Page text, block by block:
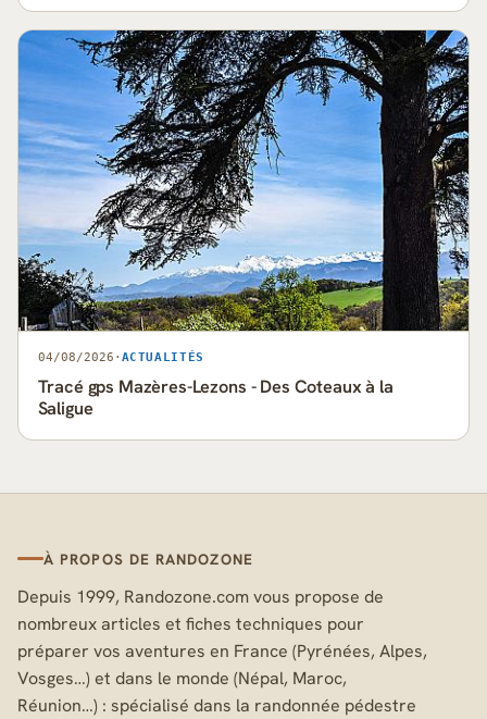
04/08/2026 · ACTUALITÉS
Tracé gps Mazères-Lezons - Des Coteaux à la
Saligue
À PROPOS DE RANDOZONE
Depuis 1999, Randozone.com vous propose de
nombreux articles et fiches techniques pour
préparer vos aventures en France (Pyrénées, Alpes,
Vosges…) et dans le monde (Népal, Maroc,
Réunion…) : spécialisé dans la randonnée pédestre